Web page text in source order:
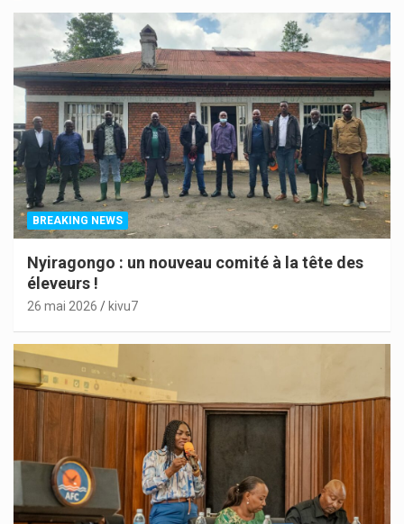
BREAKING NEWS
Nyiragongo : un nouveau comité à la tête des
éleveurs !
26 mai 2026 kivu7